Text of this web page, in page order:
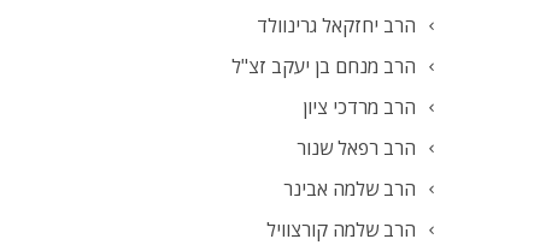
הרב יחזקאל גרינוולד
הרב מנחם בן יעקב זצ"ל
הרב מרדכי ציון
הרב רפאל שנור
הרב שלמה אבינר
הרב שלמה קורצוויל